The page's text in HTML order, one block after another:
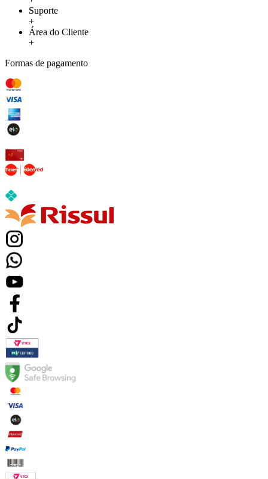
Suporte
+
Área do Cliente
+
Formas de pagamento